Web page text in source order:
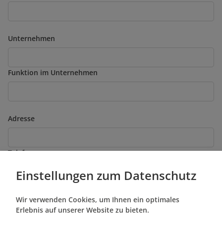
Unternehmen
Funktion im Unternehmen
Adresse
Telefon
Teilnehmeranzahl
Einstellungen zum Datenschutz
Wir verwenden Cookies, um Ihnen ein optimales
Erlebnis auf unserer Website zu bieten.